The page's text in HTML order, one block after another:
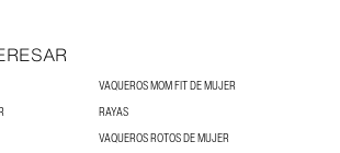
VAQUEROS MOM FIT DE MUJER
RAYAS
VAQUEROS ROTOS DE MUJER